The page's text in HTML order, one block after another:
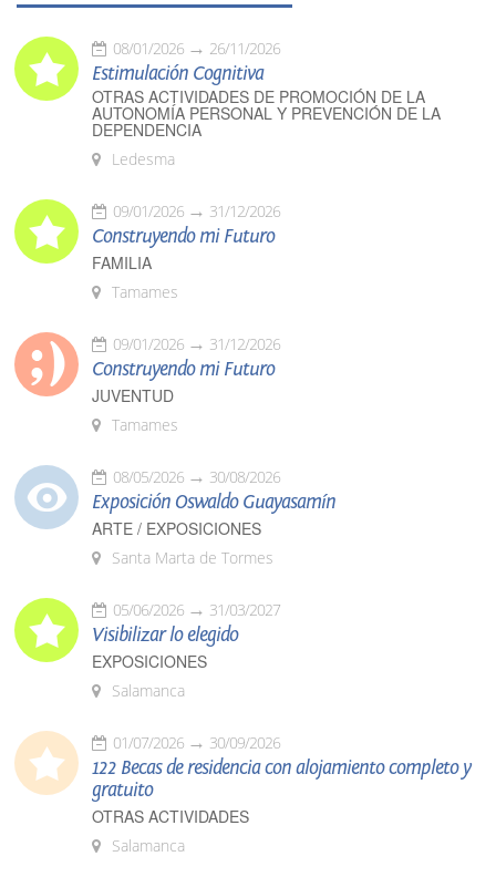
08/01/2026 26/11/2026
Estimulación Cognitiva
OTRAS ACTIVIDADES DE PROMOCIÓN DE LA
AUTONOMÍA PERSONAL Y PREVENCIÓN DE LA
DEPENDENCIA
Ledesma
09/01/2026 31/12/2026
Construyendo mi Futuro
FAMILIA
Tamames
09/01/2026 31/12/2026
Construyendo mi Futuro
JUVENTUD
Tamames
08/05/2026 30/08/2026
Exposición Oswaldo Guayasamín
ARTE / EXPOSICIONES
Santa Marta de Tormes
05/06/2026 31/03/2027
Visibilizar lo elegido
EXPOSICIONES
Salamanca
01/07/2026 30/09/2026
122 Becas de residencia con alojamiento completo y
gratuito
OTRAS ACTIVIDADES
Salamanca